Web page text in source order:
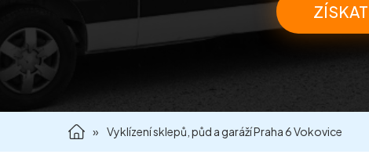
» Vyklízení sklepů, půd a garáží Praha 6 Vokovice